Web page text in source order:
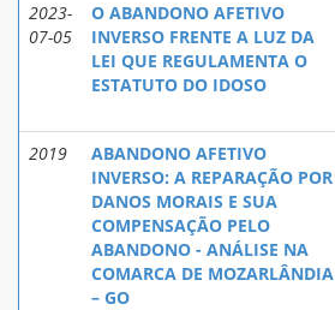
2023-
07-05
O ABANDONO AFETIVO
INVERSO FRENTE A LUZ DA
LEI QUE REGULAMENTA O
ESTATUTO DO IDOSO
2019
ABANDONO AFETIVO
INVERSO: A REPARAÇÃO POR
DANOS MORAIS E SUA
COMPENSAÇÃO PELO
ABANDONO - ANÁLISE NA
COMARCA DE MOZARLÂNDIA
– GO